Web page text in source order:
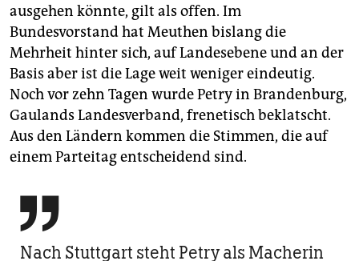
ausgehen könnte, gilt als offen. Im
Bundesvorstand hat Meuthen bislang die
Mehrheit hinter sich, auf Landesebene und an der
Basis aber ist die Lage weit weniger eindeutig.
Noch vor zehn Tagen wurde Petry in Brandenburg,
Gaulands Landesverband, frenetisch beklatscht.
Aus den Ländern kommen die Stimmen, die auf
einem Parteitag entscheidend sind.

Nach Stuttgart steht Petry als Macherin